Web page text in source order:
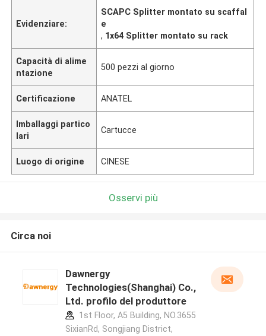
Evidenziare:
SCAPC Splitter montato su scaffal
e
, 1x64 Splitter montato su rack
Capacità di alime
ntazione
500 pezzi al giorno
Certificazione ANATEL
Imballaggi partico
lari
Cartucce
Luogo di origine CINESE
Osservi più
Circa noi
Dawnergy
Technologies(Shanghai) Co.,
Ltd. profilo del produttore
1st Floor, A5 Building, NO.3655
SixianRd, Songjiang District,